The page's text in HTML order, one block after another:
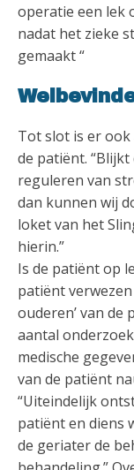
operatie een lek
nadat het zieke
gemaakt “
Tot slot is er ook
de patiënt.
reguleren van
dan kunnen wij
loket van het
hierin.”
Is de patiënt op
patiënt
ouderen’ van de
aantal
medische
van de patiënt
“Uiteindelijk
patiënt en diens
de geriater de